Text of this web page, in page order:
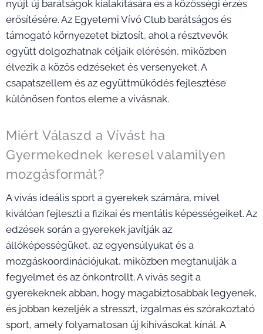
nyújt új barátságok kialakítására és a közösségi érzés
erősítésére. Az Egyetemi Vívó Club barátságos és
támogató környezetet biztosít, ahol a résztvevők
együtt dolgozhatnak céljaik elérésén, miközben
élvezik a közös edzéseket és versenyeket. A
csapatszellem és az együttműködés fejlesztése
különösen fontos eleme a vívásnak.
Miért Válaszd a Vívást ha
Gyermekednek keresel valamilyen
mozgásformát?
A vívás ideális sport a gyerekek számára, mivel
kiválóan fejleszti a fizikai és mentális képességeiket. Az
edzések során a gyerekek javítják az
állóképességüket, az egyensúlyukat és a
mozgáskoordinációjukat, miközben megtanulják a
fegyelmet és az önkontrollt. A vívás segít a
gyerekeknek abban, hogy magabiztosabbak legyenek,
és jobban kezeljék a stresszt, izgalmas és szórakoztató
sport, amely folyamatosan új kihívásokat kínál. A